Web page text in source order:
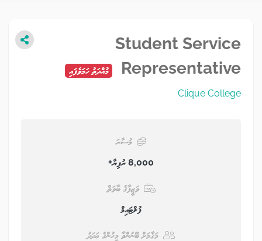
Student Service
Representative
މުއްދަތު ހަމަވެފައި
Clique College
މުސާރަ
8,000 ރުފިޔާ+
ވަޒީފާގެ ބާވަތް
ފުލްޓައިމް
މަޤާމަށް ބޭނުންވާ މީހުންގެ ޢަދަދު